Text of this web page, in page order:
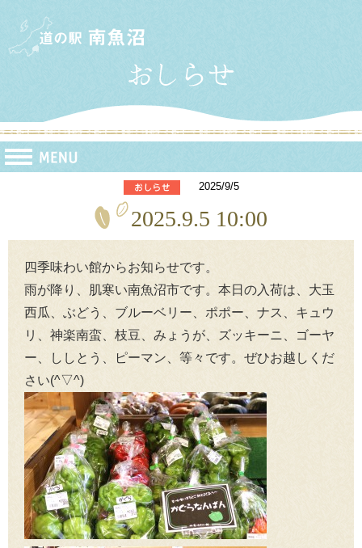
2025/9/5
2025.9.5 10:00
四季味わい館からお知らせです。
雨が降り、肌寒い南魚沼市です。本日の入荷は、大玉
西瓜、ぶどう、ブルーベリー、ポポー、ナス、キュウ
リ、神楽南蛮、枝豆、みょうが、ズッキーニ、ゴーヤ
ー、ししとう、ピーマン、等々です。ぜひお越しくだ
さい(^▽^)